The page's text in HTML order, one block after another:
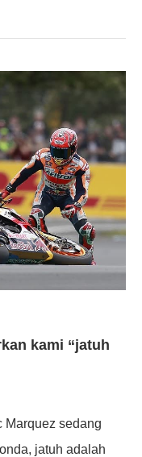
kami “jatuh
Marquez sedang
jatuh adalah